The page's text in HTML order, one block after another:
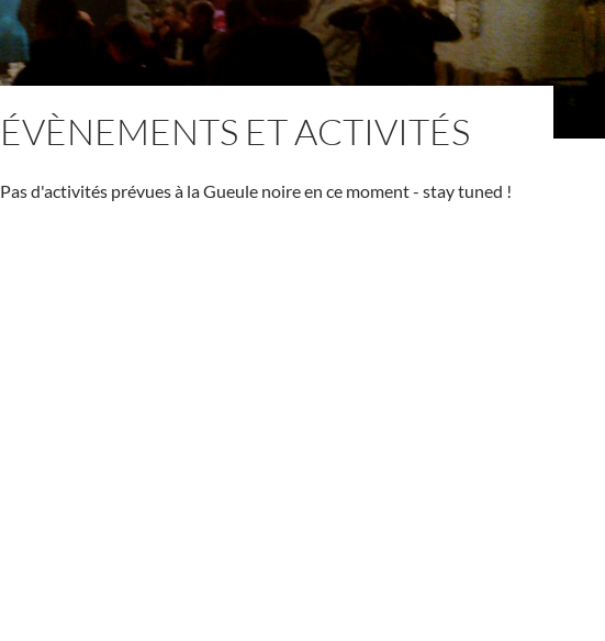
ÉVÈNEMENTS ET ACTIVITÉS
Pas d'activités prévues à la Gueule noire en ce moment - stay tuned !